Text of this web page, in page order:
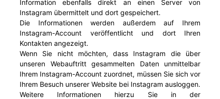
Information ebenfalls direkt an einen Server von
Instagram übermittelt und dort gespeichert.
Die Informationen werden außerdem auf Ihrem
Instagram-Account veröffentlicht und dort Ihren
Kontakten angezeigt.
Wenn Sie nicht möchten, dass Instagram die über
unseren Webauftritt gesammelten Daten unmittelbar
Ihrem Instagram-Account zuordnet, müssen Sie sich vor
Ihrem Besuch unserer Website bei Instagram ausloggen.
Weitere Informationen hierzu Sie in der